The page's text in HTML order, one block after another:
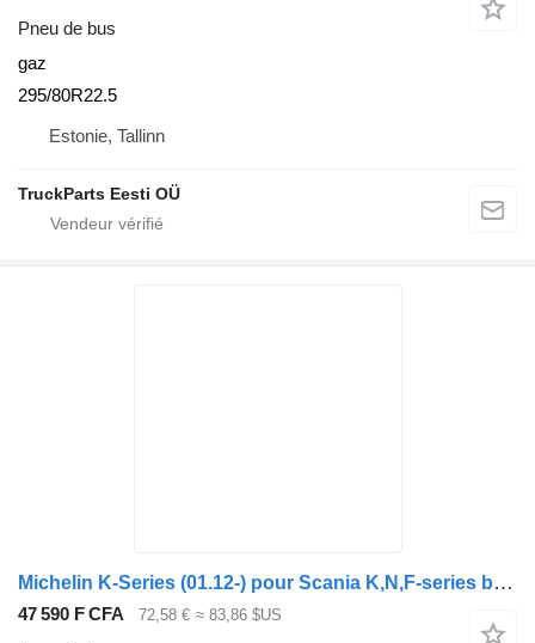
Pneu de bus
gaz
295/80R22.5
Estonie, Tallinn
TruckParts Eesti OÜ
Michelin K-Series (01.12-) pour Scania K,N,F-series bus (2006-)
47 590 F CFA 72,58 € ≈ 83,86 $US